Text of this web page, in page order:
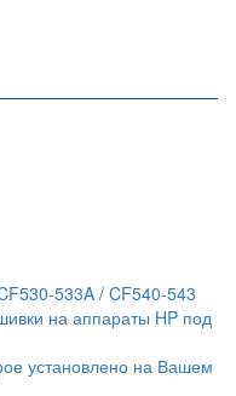
533A / CF540-543
на аппараты HP под
установлено на Вашем